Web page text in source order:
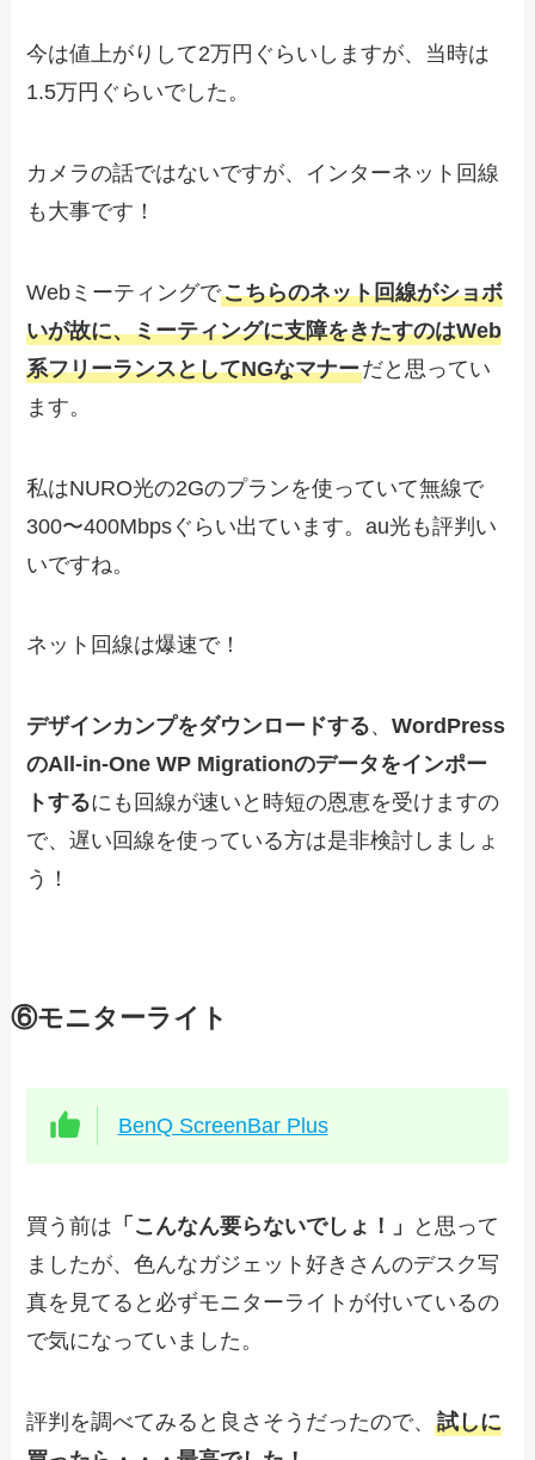
今は値上がりして2万円ぐらいしますが、当時は
1.5万円ぐらいでした。
カメラの話ではないですが、インターネット回線
も大事です！
Webミーティングでこちらのネット回線がショボ
いが故に、ミーティングに支障をきたすのはWeb
系フリーランスとしてNGなマナーだと思ってい
ます。
私はNURO光の2Gのプランを使っていて無線で
300〜400Mbpsぐらい出ています。au光も評判い
いですね。
ネット回線は爆速で！
デザインカンプをダウンロードする、WordPress
のAll-in-One WP Migrationのデータをインポー
トするにも回線が速いと時短の恩恵を受けますの
で、遅い回線を使っている方は是非検討しましょ
う！
⑥モニターライト
BenQ ScreenBar Plus
買う前は 「こんなん要らないでしょ！」
と思って
ましたが、色んなガジェット好きさんのデスク写
真を見てると必ずモニターライトが付いているの
で気になっていました。
評判を調べてみると良さそうだったので、試しに